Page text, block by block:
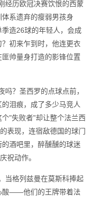
历欧冠决赛饮恨的西蒙
系遗弃的瘦弱男孩身
季造26球的年轻人，会成
初来乍到时，他连更衣
帅量身打造的影锋位置
？圣西罗的点球点前，
泪痕，成了多少马竞人
"失败者"却让整个法兰西
表现，连宿敌德国的球门
酒吧里，醉醺醺的球迷
祝动作。
格列兹曼在莫斯科捧起
酸——他们的王牌带着法